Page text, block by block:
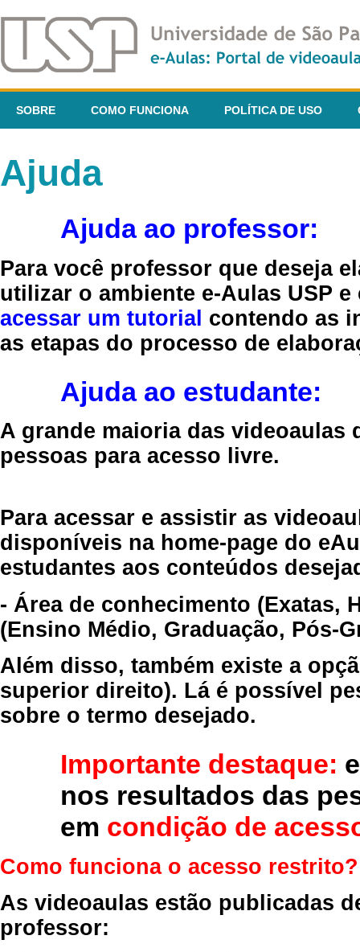
SOBRE COMO FUNCIONA POLÍTICA DE USO
Ajuda
Ajuda ao professor:
Para você professor que deseja
utilizar o ambiente e-Aulas USP
acessar um tutorial contendo as
as etapas do processo de
Ajuda ao estudante:
A grande maioria das videoaulas
pessoas para acesso livre.
Para acessar e assistir as
disponíveis na home-page do
estudantes aos conteúdos
- Área de conhecimento (Exatas,
(Ensino Médio, Graduação, Pós-
Além disso, também existe a
superior direito). Lá é possível
sobre o termo desejado.
Importante destaque:
nos resultados das
em condição de
Como funciona o acesso restrito?
As videoaulas estão publicadas
professor: